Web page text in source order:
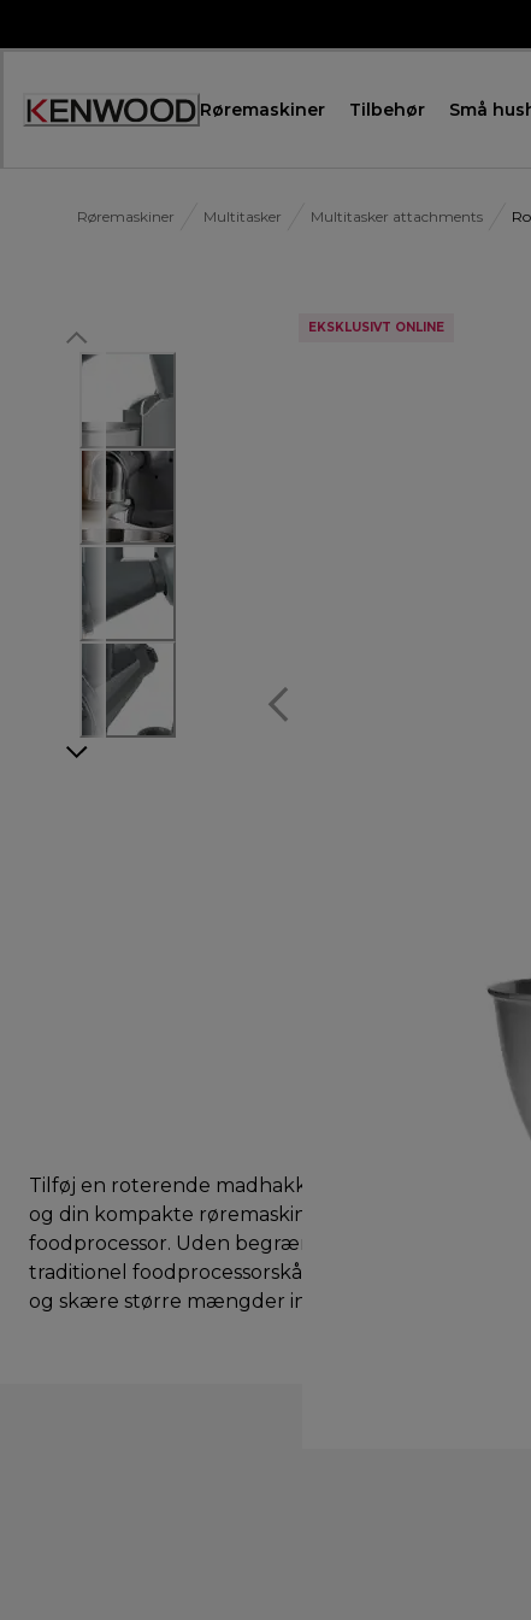
Røremaskiner Tilbehør Små
Røremaskiner Multitasker Multitasker attachments
EKSKLUSIVT ONLINE
Tilføj en roterende madhakker til din Prospero+,
og din kompakte røremaskine bliver en komplet
foodprocessor. Uden begrænsningerne med en
traditionel foodprocessorskål kan du løbende rive
og skære større mængder ingredienser i skiver.